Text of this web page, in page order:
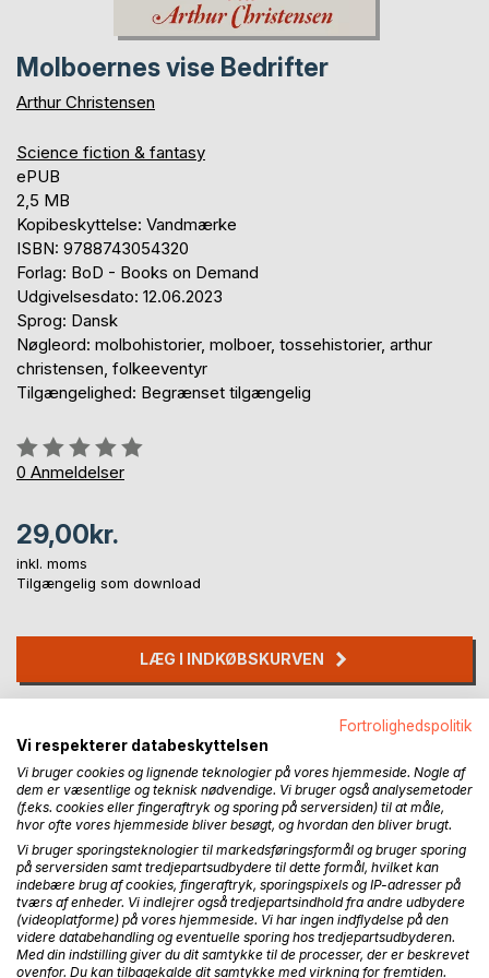
Molboernes vise Bedrifter
Arthur Christensen
Science fiction & fantasy
ePUB
2,5 MB
Kopibeskyttelse: Vandmærke
ISBN: 9788743054320
Forlag: BoD - Books on Demand
Udgivelsesdato: 12.06.2023
Sprog: Dansk
Nøgleord: molbohistorier, molboer, tossehistorier, arthur
christensen, folkeeventyr
Tilgængelighed: Begrænset tilgængelig
Anmeldelse::
0%
0 Anmeldelser
29,00kr.
inkl. moms
Tilgængelig som download
LÆG I INDKØBSKURVEN
Anmeld titel
BESKRIVELSE
Fortrolighedspolitik
Vi respekterer databeskyttelsen
Vi bruger cookies og lignende teknologier på vores hjemmeside. Nogle af
dem er væsentlige og teknisk nødvendige. Vi bruger også analysemetoder
(f.eks. cookies eller fingeraftryk og sporing på serversiden) til at måle,
hvor ofte vores hjemmeside bliver besøgt, og hvordan den bliver brugt.
Vi bruger sporingsteknologier til markedsføringsformål og bruger sporing
på serversiden samt tredjepartsudbydere til dette formål, hvilket kan
indebære brug af cookies, fingeraftryk, sporingspixels og IP-adresser på
tværs af enheder. Vi indlejrer også tredjepartsindhold fra andre udbydere
(videoplatforme) på vores hjemmeside. Vi har ingen indflydelse på den
videre databehandling og eventuelle sporing hos tredjepartsudbyderen.
Med din indstilling giver du dit samtykke til de processer, der er beskrevet
ovenfor. Du kan tilbagekalde dit samtykke med virkning for fremtiden.